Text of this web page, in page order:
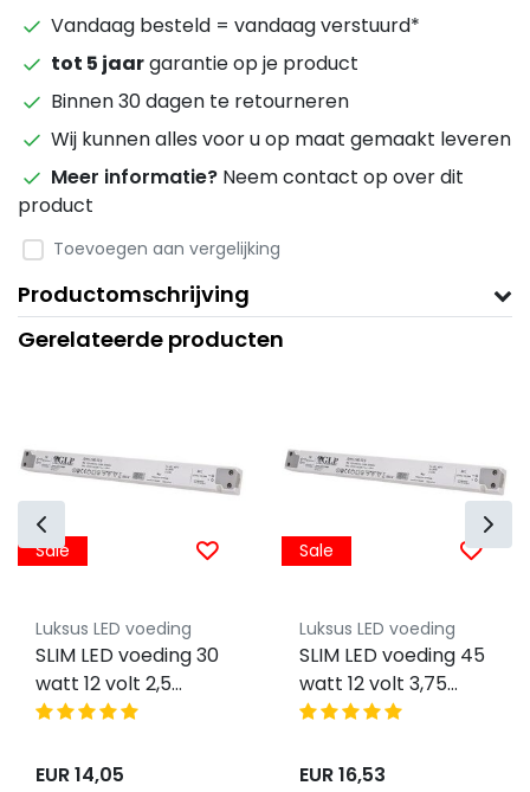
Vandaag besteld = vandaag verstuurd*
tot 5 jaargarantie op je product
Binnen 30 dagen te retourneren
Wij kunnen alles voor u op maat gemaakt leveren
Meer informatie? Neem contact op over dit
product
Toevoegen aan vergelijking
Productomschrijving
Gerelateerde producten
Sale
Luksus LED voeding
SLIM LED voeding 30
watt 12 volt 2,5
Ampère – IP20 –
30-12-S
EUR 14,05
Sale
Luksus LED voeding
SLIM LED voeding 45
watt 12 volt 3,75
Ampère – IP20 –
45-12-S
EUR 16,53